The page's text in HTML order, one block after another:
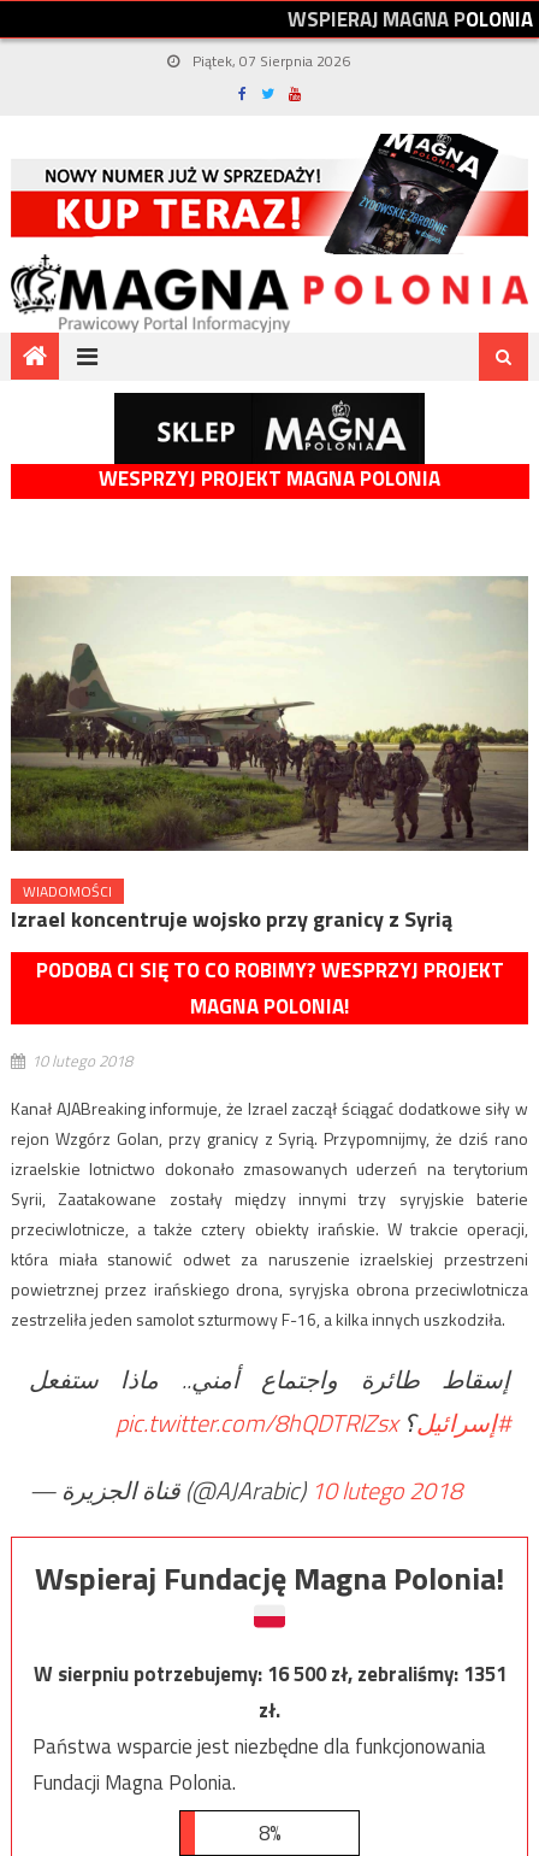
WSPIERAJMAGNAPOLONIA
Piątek, 07 Sierpnia 2026
WESPRZYJ PROJEKT MAGNA POLONIA
WIADOMOŚCI
Izrael koncentruje wojsko przy granicy z Syrią
PODOBA CI SIĘ TO CO ROBIMY? WESPRZYJ PROJEKT
MAGNA POLONIA!
10 lutego 2018
Kanał AJABreaking informuje, że Izrael zaczął ściągać dodatkowe siły w
rejon Wzgórz Golan, przy granicy z Syrią. Przypomnijmy, że dziś rano
izraelskie lotnictwo dokonało zmasowanych uderzeń na terytorium
Syrii, Zaatakowane zostały między innymi trzy syryjskie baterie
przeciwlotnicze, a także cztery obiekty irańskie. W trakcie operacji,
która miała stanowić odwet za naruszenie izraelskiej przestrzeni
powietrznej przez irańskiego drona, syryjska obrona przeciwlotnicza
zestrzeliła jeden samolot szturmowy F-16, a kilka innych uszkodziła.
إسقاط طائرة واجتماع أمني.. ماذا ستفعل
#إسرائيل؟pic.twitter.com/8hQDTRlZsx
— قناة الجزيرة (@AJArabic) 10 lutego 2018
Wspieraj Fundację Magna Polonia!
W sierpniu potrzebujemy:16 500zł, zebraliśmy:1351
zł.
Państwa wsparcie jest niezbędne dla funkcjonowania
Fundacji Magna Polonia.
8%